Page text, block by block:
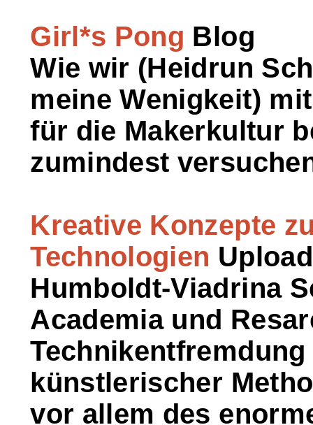
Girl*s Pong Blog
Wie wir (Heidrun
meine Wenigkeit)
für die Makerkultur
zumindest
Kreative Konzepte
Technologien
Humboldt-Viadrina
Academia und
künstlerischer
vor allem des